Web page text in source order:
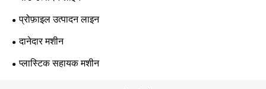
प्रोफ़ाइल उत्पादन लाइन
दानेदार मशीन
प्लास्टिक सहायक मशीन